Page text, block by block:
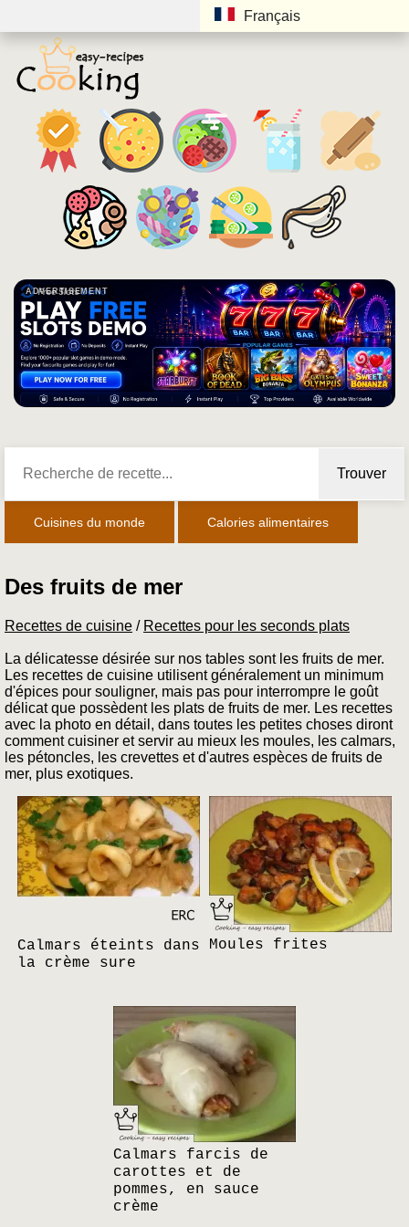
Français
ADVERTISEMENT
Trouver
Cuisines du monde Calories alimentaires
Des fruits de mer
Recettes de cuisine / Recettes pour les seconds plats
La délicatesse désirée sur nos tables sont les fruits de mer.
Les recettes de cuisine utilisent généralement un minimum
d'épices pour souligner, mais pas pour interrompre le goût
délicat que possèdent les plats de fruits de mer. Les recettes
avec la photo en détail, dans toutes les petites choses diront
comment cuisiner et servir au mieux les moules, les calmars,
les pétoncles, les crevettes et d'autres espèces de fruits de
mer, plus exotiques.
Calmars éteints dans
la crème sure
Moules frites
Calmars farcis de
carottes et de
pommes, en sauce
crème